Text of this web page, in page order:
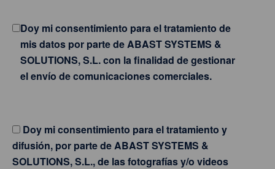
Doy mi consentimiento para el tratamiento de
mis datos por parte de ABAST SYSTEMS &
SOLUTIONS, S.L. con la finalidad de gestionar
el envío de comunicaciones comerciales.
Doy mi consentimiento para el tratamiento y
difusión, por parte de ABAST SYSTEMS &
SOLUTIONS, S.L., de las fotografías y/o videos